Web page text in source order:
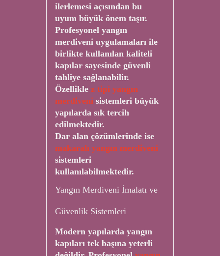
ilerlemesi açısından bu
uyum büyük önem taşır.
Profesyonel yangın
merdiveni uygulamaları ile
birlikte kullanılan kaliteli
kapılar sayesinde güvenli
tahliye sağlanabilir.
Özellikle z tipi yangın
merdiveni sistemleri büyük
yapılarda sık tercih
edilmektedir.
Dar alan çözümlerinde ise
makaralı yangın merdiveni
sistemleri
kullanılabilmektedir.
Yangın Merdiveni İmalatı ve
Güvenlik Sistemleri
Modern yapılarda yangın
kapıları tek başına yeterli